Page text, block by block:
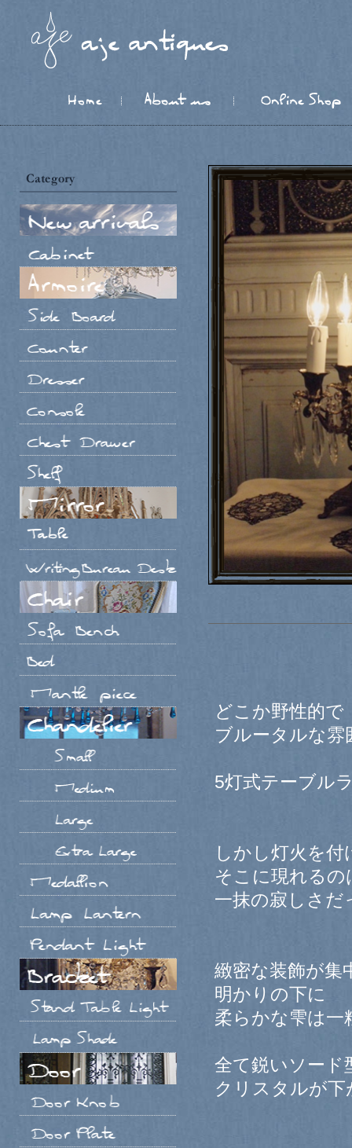
どこか野性的で
ブルータルな
5灯式テーブル
しかし灯火を付
そこに現れるの
一抹の寂しさだ
緻密な装飾が集
明かりの下に
柔らかな雫は一
全て鋭いソード
クリスタルが下